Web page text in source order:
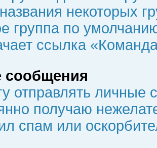
некоторых
группа по
ссылка
отправлять личные
получаю
спам или